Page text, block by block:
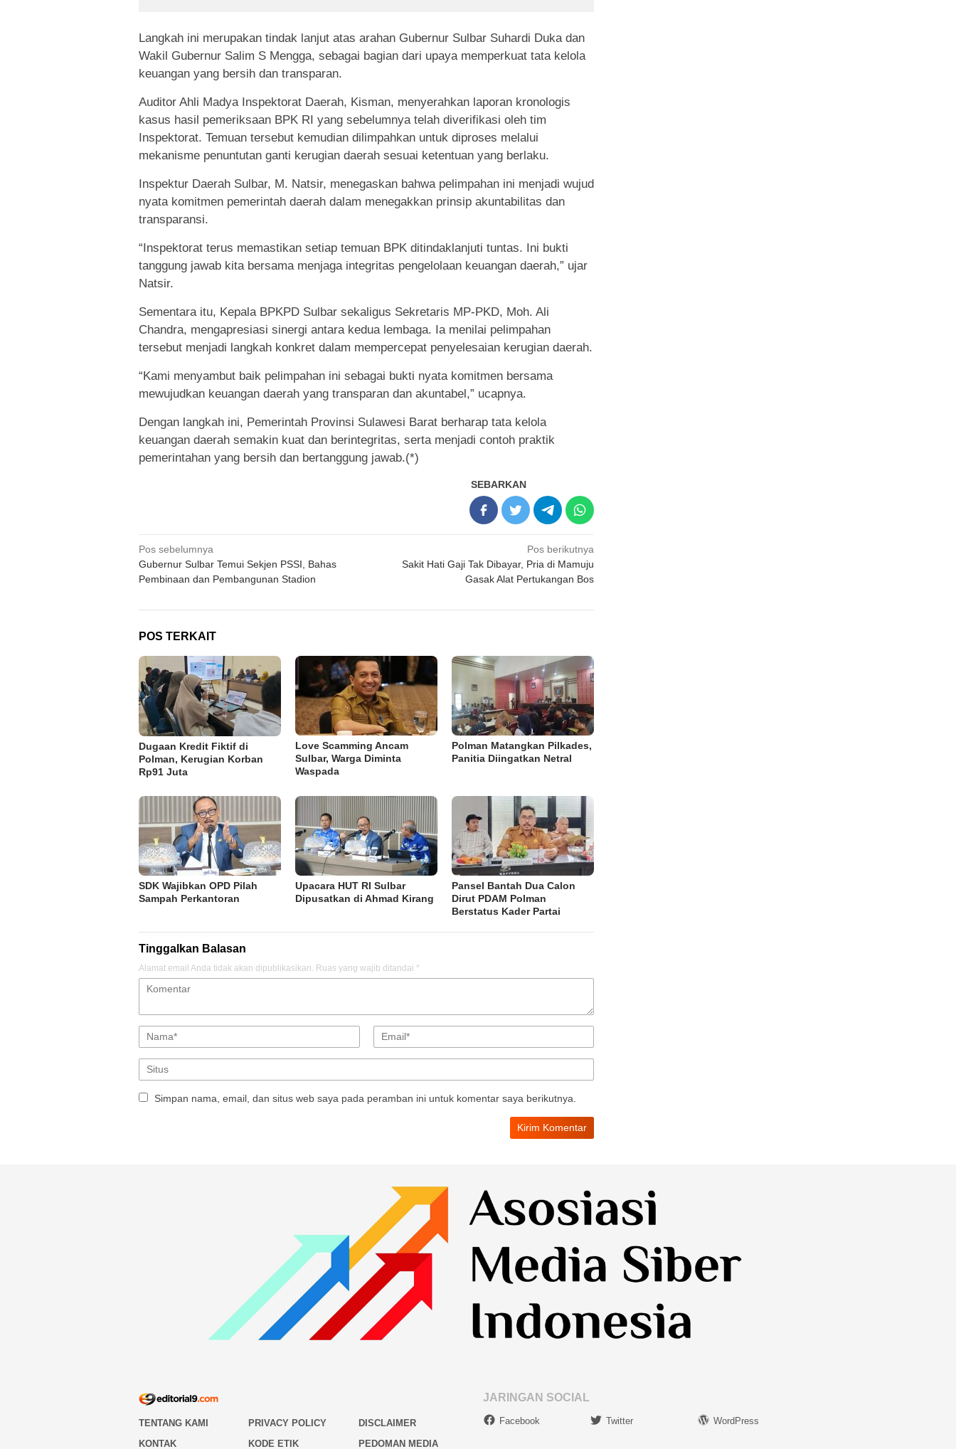
Langkah ini merupakan tindak lanjut atas arahan Gubernur Sulbar Suhardi Duka dan
Wakil Gubernur Salim S Mengga, sebagai bagian dari upaya memperkuat tata kelola
keuangan yang bersih dan transparan.
Auditor Ahli Madya Inspektorat Daerah, Kisman, menyerahkan laporan kronologis
kasus hasil pemeriksaan BPK RI yang sebelumnya telah diverifikasi oleh tim
Inspektorat. Temuan tersebut kemudian dilimpahkan untuk diproses melalui
mekanisme penuntutan ganti kerugian daerah sesuai ketentuan yang berlaku.
Inspektur Daerah Sulbar, M. Natsir, menegaskan bahwa pelimpahan ini menjadi wujud
nyata komitmen pemerintah daerah dalam menegakkan prinsip akuntabilitas dan
transparansi.
“Inspektorat terus memastikan setiap temuan BPK ditindaklanjuti tuntas. Ini bukti
tanggung jawab kita bersama menjaga integritas pengelolaan keuangan daerah,” ujar
Natsir.
Sementara itu, Kepala BPKPD Sulbar sekaligus Sekretaris MP-PKD, Moh. Ali
Chandra, mengapresiasi sinergi antara kedua lembaga. Ia menilai pelimpahan
tersebut menjadi langkah konkret dalam mempercepat penyelesaian kerugian daerah.
“Kami menyambut baik pelimpahan ini sebagai bukti nyata komitmen bersama
mewujudkan keuangan daerah yang transparan dan akuntabel,” ucapnya.
Dengan langkah ini, Pemerintah Provinsi Sulawesi Barat berharap tata kelola
keuangan daerah semakin kuat dan berintegritas, serta menjadi contoh praktik
pemerintahan yang bersih dan bertanggung jawab.(*)
SEBARKAN
Navigasi
pos
Pos sebelumnya
Gubernur Sulbar Temui Sekjen PSSI, Bahas
Pembinaan dan Pembangunan Stadion
Pos berikutnya
Sakit Hati Gaji Tak Dibayar, Pria di Mamuju
Gasak Alat Pertukangan Bos
POS TERKAIT
Dugaan Kredit Fiktif di
Polman, Kerugian Korban
Rp91 Juta
Love Scamming Ancam
Sulbar, Warga Diminta
Waspada
Polman Matangkan Pilkades,
Panitia Diingatkan Netral
SDK Wajibkan OPD Pilah
Sampah Perkantoran
Upacara HUT RI Sulbar
Dipusatkan di Ahmad Kirang
Pansel Bantah Dua Calon
Dirut PDAM Polman
Berstatus Kader Partai
Tinggalkan Balasan
Alamat email Anda tidak akan dipublikasikan. Ruas yang wajib ditandai *
Simpan nama, email, dan situs web saya pada peramban ini untuk komentar saya berikutnya.
TENTANG KAMI PRIVACY POLICY
DISCLAIMER
KONTAK
KODE ETIK PEDOMAN MEDIA
JARINGAN SOCIAL
Facebook Twitter WordPress